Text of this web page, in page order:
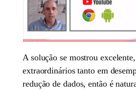
A solução se mostrou
extraordinários tanto em
redução de dados, então é